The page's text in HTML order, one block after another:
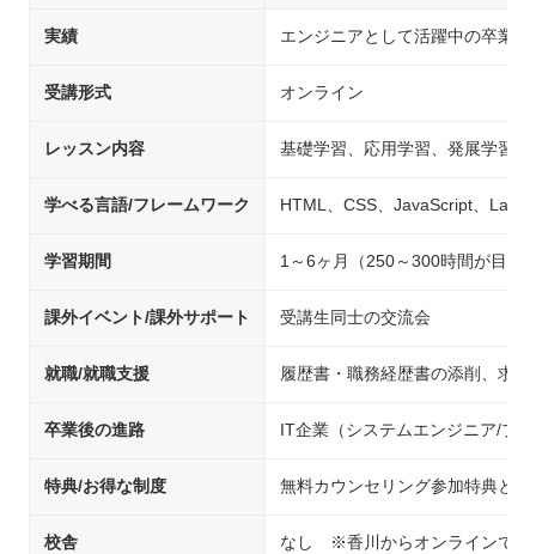
実績 エンジニアとして活躍中の卒業生
受講形式 オンライン
レッスン内容 基礎学習、応用学習、発展学習、
学べる言語/フレームワーク HTML、CSS、JavaScript、
学習期間 1～6ヶ月（250～300時間が目安
課外イベント/課外サポート 受講生同士の交流会
就職/就職支援 履歴書・職務経歴書の添削、求
卒業後の進路 IT企業（システムエンジニア/プ
特典/お得な制度 無料カウンセリング参加特典と
校舎 なし ※香川からオンラインで受